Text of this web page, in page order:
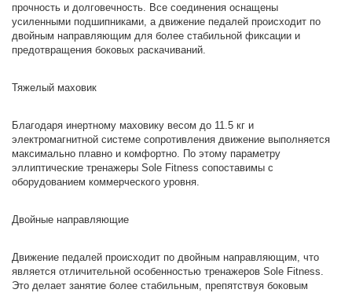
прочность и долговечность. Все соединения оснащены
усиленными подшипниками, а движение педалей происходит по
двойным направляющим для более стабильной фиксации и
предотвращения боковых раскачиваний.
Тяжелый маховик
Благодаря инертному маховику весом до 11.5 кг и
электромагнитной системе сопротивления движение выполняется
максимально плавно и комфортно. По этому параметру
эллиптические тренажеры Sole Fitness сопоставимы с
оборудованием коммерческого уровня.
Двойные направляющие
Движение педалей происходит по двойным направляющим, что
является отличительной особенностью тренажеров Sole Fitness.
Это делает занятие более стабильным, препятствуя боковым